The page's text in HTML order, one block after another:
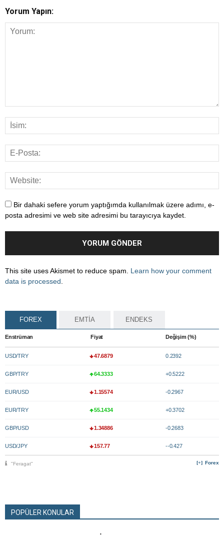
Yorum Yapın:
Bir dahaki sefere yorum yaptığımda kullanılmak üzere adımı, e-
posta adresimi ve web site adresimi bu tarayıcıya kaydet.
This site uses Akismet to reduce spam. Learn how your comment
data is processed
FOREX EMTİA ENDEKS
Enstrüman Fiyat Değişim (%)
USD/TRY 47.6879 0.2392
GBP/TRY 64.3333 +0.5222
EUR/USD 1.15574 -0.2967
EUR/TRY 55.1434 +0.3702
GBP/USD 1.34886 -0.2683
USD/JPY 157.77 --0.427
Forex
"Feragat"
POPÜLER KONULAR